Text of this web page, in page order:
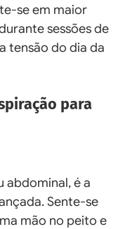
se em maior
sessões de
tensão do dia da
para
abdominal, é a
Sente-se
mão no peito e